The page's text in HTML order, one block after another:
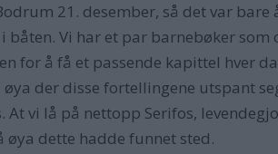
21. desember, så det var
båten. Vi har et par barnebøker
for å få et passende kapittel hver
øya der disse fortellingene utspant
At vi lå på nettopp Serifos,
øya dette hadde funnet sted.